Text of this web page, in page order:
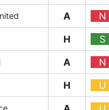
A N
H S
A N
H U